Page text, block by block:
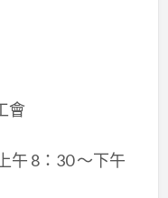
會
午 8：30 ～下午